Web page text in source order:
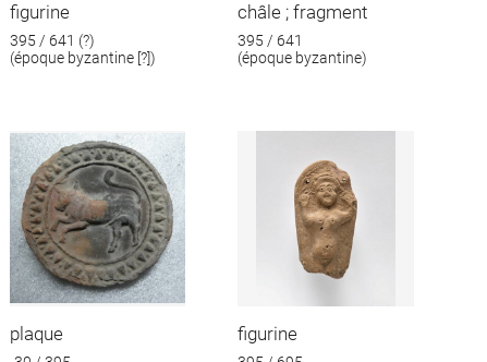
figurine
395 / 641 (?)
(époque byzantine [?])
châle ; fragment
395 / 641
(époque byzantine)
plaque figurine